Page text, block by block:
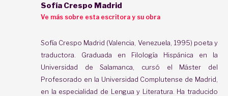
Sofía Crespo Madrid
Ve más sobre esta escritora y su obra
Sofía Crespo Madrid (Valencia, Venezuela, 1995) poeta y
traductora. Graduada en Filología Hispánica en la
Universidad de Salamanca, cursó el Máster del
Profesorado en la Universidad Complutense de Madrid,
en la especialidad de Lengua y Literatura. Ha traducido